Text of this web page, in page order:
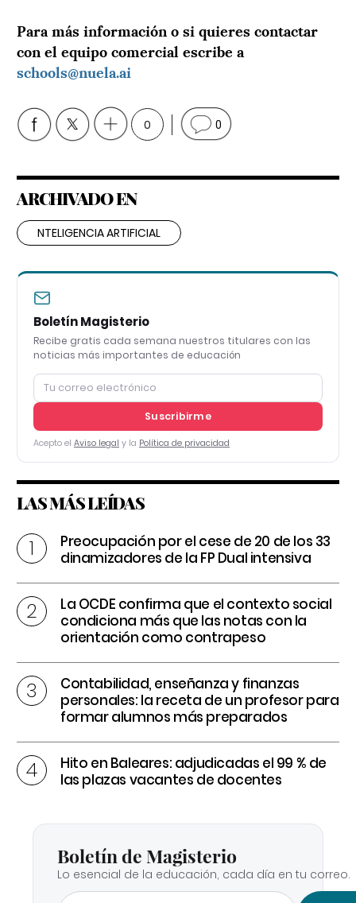
Para más información o si quieres contactar
con el equipo comercial escribe a
schools@nuela.ai
0 0
ARCHIVADO EN
NTELIGENCIA ARTIFICIAL
Boletín Magisterio
Recibe gratis cada semana nuestros titulares con las
noticias más importantes de educación
Suscribirme
Acepto el Aviso legal y la Política de privacidad
LAS MÁS LEÍDAS
Preocupación por el cese de 20 de los 33
dinamizadores de la FP Dual intensiva
La OCDE confirma que el contexto social
condiciona más que las notas con la
orientación como contrapeso
Contabilidad, enseñanza y finanzas
personales: la receta de un profesor para
formar alumnos más preparados
Hito en Baleares: adjudicadas el 99 % de
las plazas vacantes de docentes
Boletín de Magisterio
Lo esencial de la educación, cada día en tu correo.